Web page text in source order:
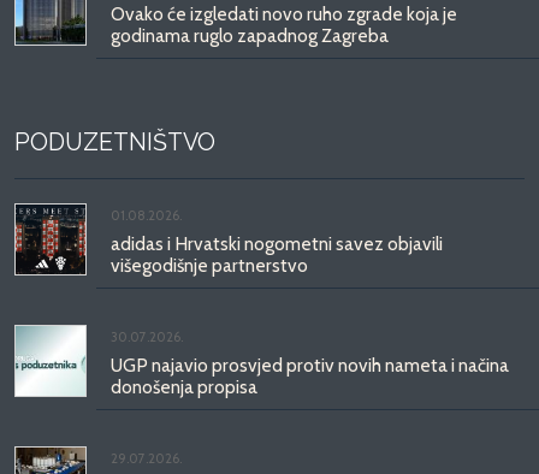
Ovako će izgledati novo ruho zgrade koja je
godinama ruglo zapadnog Zagreba
PODUZETNIŠTVO
01.08.2026.
adidas i Hrvatski nogometni savez objavili
višegodišnje partnerstvo
30.07.2026.
UGP najavio prosvjed protiv novih nameta i načina
donošenja propisa
29.07.2026.